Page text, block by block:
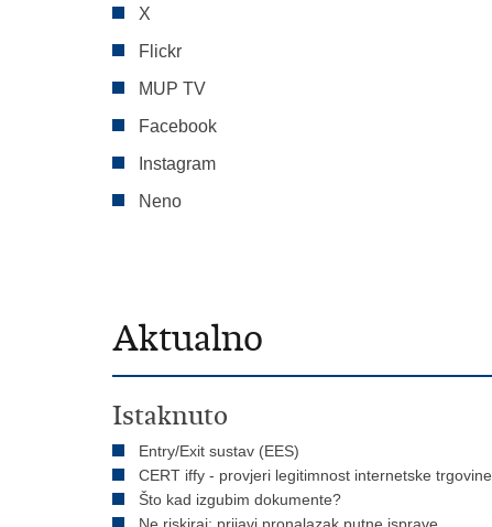
X
Flickr
MUP TV
Facebook
Instagram
Neno
Aktualno
Istaknuto
Entry/Exit sustav (EES)
CERT iffy - provjeri legitimnost internetske trgovine
Što kad izgubim dokumente?